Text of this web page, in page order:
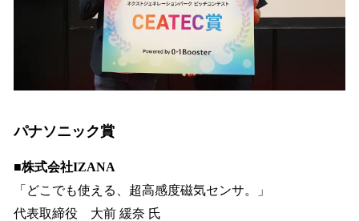
パナソニック賞
■株式会社IZANA
「どこでも使える、超高感度磁気センサ。」
代表取締役 大前 緩奈 氏